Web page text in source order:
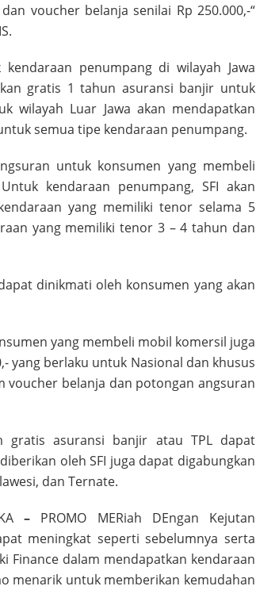
voucher belanja senilai Rp 250.000,-“
penumpang di wilayah Jawa
gratis 1 tahun asuransi banjir untuk
wilayah Luar Jawa akan mendapatkan
semua tipe kendaraan penumpang.
untuk konsumen yang membeli
kendaraan penumpang, SFI akan
yang memiliki tenor selama 5
yang memiliki tenor 3 – 4 tahun dan
dinikmati oleh konsumen yang akan
yang membeli mobil komersil juga
yang berlaku untuk Nasional dan khusus
voucher belanja dan potongan angsuran
gratis asuransi banjir atau TPL dapat
oleh SFI juga dapat digabungkan
dan Ternate.
– PROMO MERiah DEngan Kejutan
meningkat seperti sebelumnya serta
Finance dalam mendapatkan kendaraan
menarik untuk memberikan kemudahan